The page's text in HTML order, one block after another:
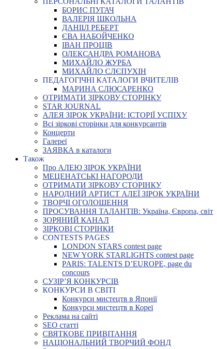
БОРИС ПУГАЧ
ВАЛЕРІЯ ШКОЛЬНА
ДАНІІЛ РЕБЕРТ
ЄВА НАБОЙЧЕНКО
ІВАН ПРОЦІВ
ОЛЕКСАНДРА РОМАНОВА
МИХАЙЛО ЖУРБА
МИХАЙЛО СЛЄПУХІН
ПЕДАГОГІЧНІ КАТАЛОГИ ВЧИТЕЛІВ
МАРИНА СЛЮСАРЕНКО
ОТРИМАТИ ЗІРКОВУ СТОРІНКУ
STAR JOURNAL
АЛЕЯ ЗІРОК УКРАЇНИ: ІСТОРІЇ УСПІХУ
Всі зіркові сторінки для конкурсантів
Концерти
Галереї
ЗАЯВКА в каталоги
Також
Про АЛЕЮ ЗІРОК УКРАЇНИ
МЕЦЕНАТСЬКІ НАГОРОДИ
ОТРИМАТИ ЗІРКОВУ СТОРІНКУ
НАРОДНИЙ АРТИСТ АЛЕЇ ЗІРОК УКРАЇНИ
ТВОРЧІ ОГОЛОШЕННЯ
ПРОСУВАННЯ ТАЛАНТІВ: Україна, Європа, світ
ЗОРЯНИЙ КАНАЛ
ЗІРКОВІ СТОРІНКИ
CONTESTS PAGES
LONDON STARS contest page
NEW YORK STARLIGHTS contest page
PARIS: TALENTS D’EUROPE, page du
concours
СУЗІР’Я КОНКУРСІВ
КОНКУРСИ В СВІТІ
Конкурси мистецтв в Японії
Конкурси мистецтв в Кореї
Реклама на сайті
SEO статті
СВЯТКОВЕ ПРИВІТАННЯ
НАЦІОНАЛЬНИЙ ТВОРЧИЙ ФОНД